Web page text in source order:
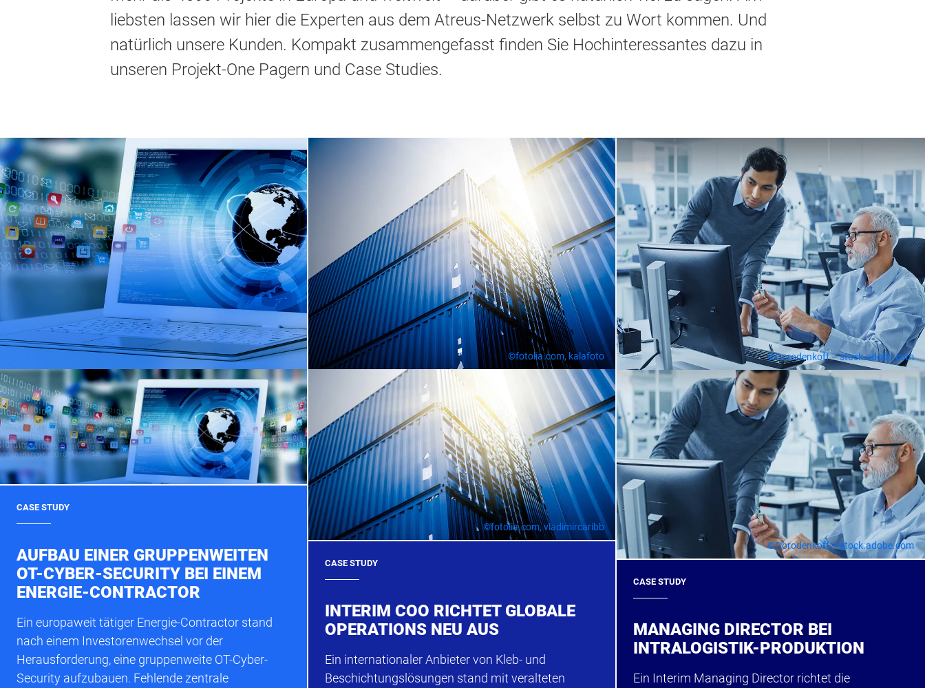
liebsten lassen wir hier die Experten aus dem Atreus-Netzwerk selbst zu Wort kommen. Und
natürlich unsere Kunden. Kompakt zusammengefasst finden Sie Hochinteressantes dazu in
unseren Projekt-One Pagern und Case Studies.
CASE STUDY
AUFBAU EINER GRUPPENWEITEN
OT-CYBER-SECURITY BEI EINEM
ENERGIE-CONTRACTOR
Ein europaweit tätiger Energie-Contractor stand
nach einem Investorenwechsel vor der
Herausforderung, eine gruppenweite OT-Cyber-
Security aufzubauen. Fehlende zentrale
©fotolia.com, kalafoto
©fotolia.com, vladimircaribb
CASE STUDY
INTERIM COO RICHTET GLOBALE
OPERATIONS NEU AUS
Ein internationaler Anbieter von Kleb- und
Beschichtungslösungen stand mit veralteten
©Gorodenkoff – stock.adobe.com
©Gorodenkoff – stock.adobe.com
CASE STUDY
MANAGING DIRECTOR BEI
INTRALOGISTIK-PRODUKTION
Ein Interim Managing Director richtet die